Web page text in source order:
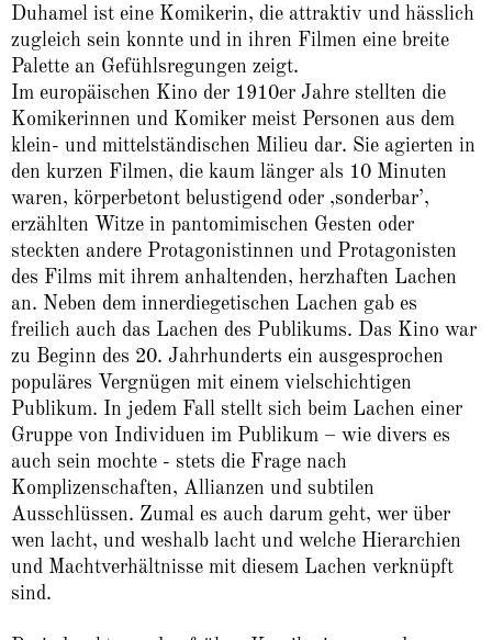
Duhamel ist eine Komikerin, die attraktiv und hässlich
zugleich sein konnte und in ihren Filmen eine breite
Palette an Gefühlsregungen zeigt.
Im europäischen Kino der 1910er Jahre stellten die
Komikerinnen und Komiker meist Personen aus dem
klein- und mittelständischen Milieu dar. Sie agierten in
den kurzen Filmen, die kaum länger als 10 Minuten
waren, körperbetont belustigend oder ‚sonderbar’,
erzählten Witze in pantomimischen Gesten oder
steckten andere Protagonistinnen und Protagonisten
des Films mit ihrem anhaltenden, herzhaften Lachen
an. Neben dem innerdiegetischen Lachen gab es
freilich auch das Lachen des Publikums. Das Kino war
zu Beginn des 20. Jahrhunderts ein ausgesprochen
populäres Vergnügen mit einem vielschichtigen
Publikum. In jedem Fall stellt sich beim Lachen einer
Gruppe von Individuen im Publikum – wie divers es
auch sein mochte - stets die Frage nach
Komplizenschaften, Allianzen und subtilen
Ausschlüssen. Zumal es auch darum geht, wer über
wen lacht, und weshalb lacht und welche Hierarchien
und Machtverhältnisse mit diesem Lachen verknüpft
sind.